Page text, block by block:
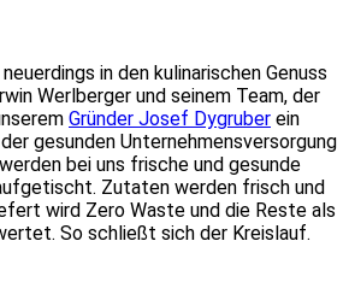
in den kulinarischen Genuss
Werlberger und seinem Team, der
Gründer Josef Dygruber ein
gesunden Unternehmensversorgung
bei uns frische und gesunde
Zutaten werden frisch und
wird Zero Waste und die Reste als
So schließt sich der Kreislauf.